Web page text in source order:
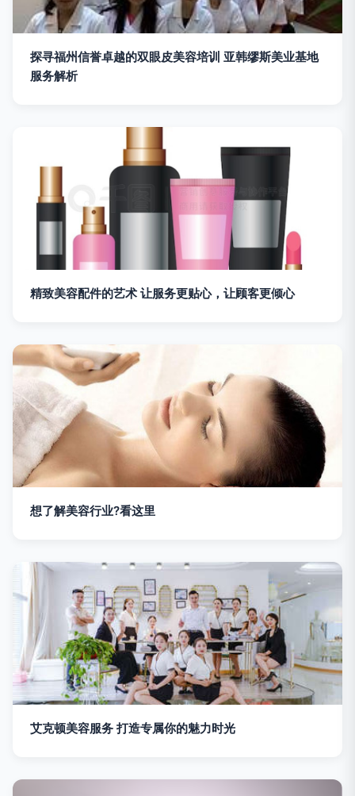
探寻福州信誉卓越的双眼皮美容培训 亚韩缪斯美业基地
服务解析
精致美容配件的艺术 让服务更贴心，让顾客更倾心
想了解美容行业?看这里
艾克顿美容服务 打造专属你的魅力时光